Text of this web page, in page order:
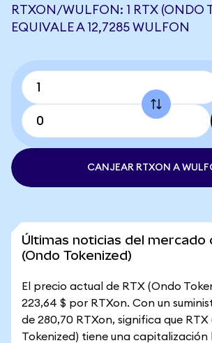
RTXON/WULFON: 1 RTX (ONDO
EQUIVALE A 12,7285 WULFON
CANJEAR RTXON A
Últimas noticias del mercado
(Ondo Tokenized)
El precio actual de RTX (Ondo
223,64 $ por RTXon. Con un
de 280,70 RTXon, significa que RTX
Tokenized) tiene una capitalización